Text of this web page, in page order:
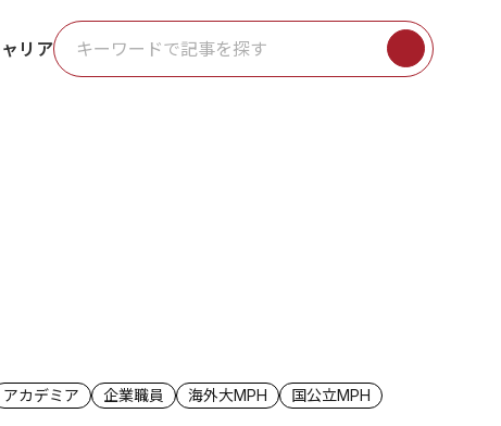
リア
アカデミア 企業職員 海外大MPH
国公立MPH